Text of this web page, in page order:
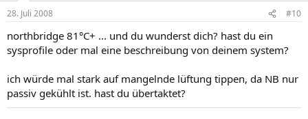
28. Juli 2008 #10
northbridge 81°C+ ... und du wunderst dich? hast du ein
sysprofile oder mal eine beschreibung von deinem system?
ich würde mal stark auf mangelnde lüftung tippen, da NB nur
passiv gekühlt ist. hast du übertaktet?